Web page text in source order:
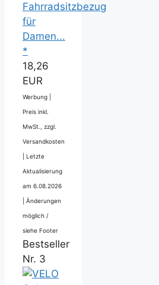
Fahrradsitzbezug
für
Damen...
*
18,26
EUR
Werbung |
Preis inkl.
MwSt., zzgl.
Versandkosten
Letzte
Aktualisierung
am 6.08.2026
Änderungen
möglich /
siehe Footer
Bestseller
Nr. 3